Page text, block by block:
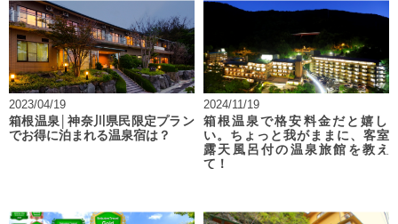
2023/04/19
箱根温泉│神奈川県民限定プラン
でお得に泊まれる温泉宿は？
2024/11/19
箱根温泉で格安料金だと嬉し
い。ちょっと我がままに、客室
露天風呂付の温泉旅館を教え
て！